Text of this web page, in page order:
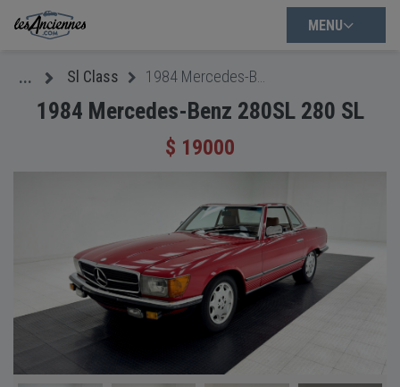
MENU
... Sl Class
1984 Mercedes-Benz 280SL 280 SL
$ 19000